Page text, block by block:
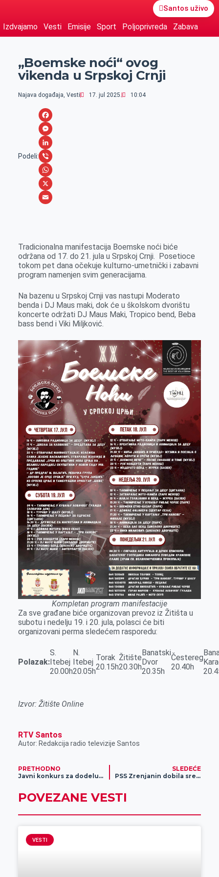
Santos uživo
Izdvajamo Vesti Emisije Sport Poljoprivreda Zabava
„Boemske noći“ ovog
vikenda u Srpskoj Crnji
Najava događaja, Vesti 17. jul 2025. 10:04
Podeli:
F
a
c
e
b
o
M
e
s
s
e
r
L
i
n
k
n
V
i
b
W
h
A
p
p
X
i
l
Tradicionalna manifestacija Boemske noći biće
održana od 17. do 21. jula u Srpskoj Crnji. Posetioce
tokom pet dana očekuje kulturno-umetnički i zabavni
program namenjen svim generacijama.
Na bazenu u Srpskoj Crnji vas nastupi Moderato
benda i DJ Maus maki, dok će u školskom dvorištu
koncerte održati DJ Maus Maki, Tropico bend, Beba
bass bend i Viki Miljković.
Kompletan program manifestacije
Za sve građane biće organizovan prevoz iz Žitišta u
subotu i nedelju 19. i 20. jula, polasci će biti
organizovani perma sledećem rasporedu:
Polazak:
S.
Itebej
20.00h
N.
Itebej
20.05h
Torak
20.15h
Žitište
20.30h
Banatski
Dvor
20.35h
Čestereg
20.40h
Izvor: Žitište Online
RTV Santos
Autor: Redakcija radio televizije Santos
PRETHODNO
Javni konkurs za dodelu bespovratnih sredstava za ekonomsko osnaživanje žena
SLEDEĆE
PSS Zrenjanin dobila sredstva od pokrajine za kontrolu plodnosti zemljišta
POVEZANE VESTI
VESTI